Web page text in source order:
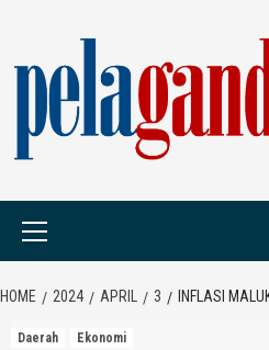
content
HOME 2024 APRIL 3 INFLASI
Daerah Ekonomi